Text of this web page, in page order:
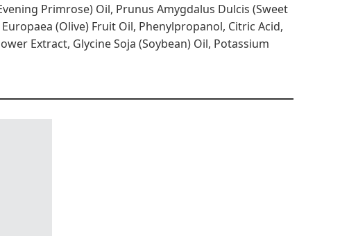
Primrose) Oil, Prunus Amygdalus Dulcis (Sweet
(Olive) Fruit Oil, Phenylpropanol, Citric Acid,
Extract, Glycine Soja (Soybean) Oil, Potassium